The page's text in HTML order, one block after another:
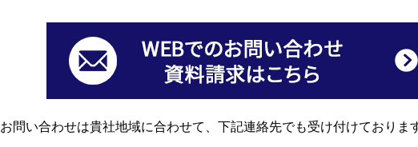
お問い合わせは貴社地域に合わせて、下記連絡先でも受け付けておりま